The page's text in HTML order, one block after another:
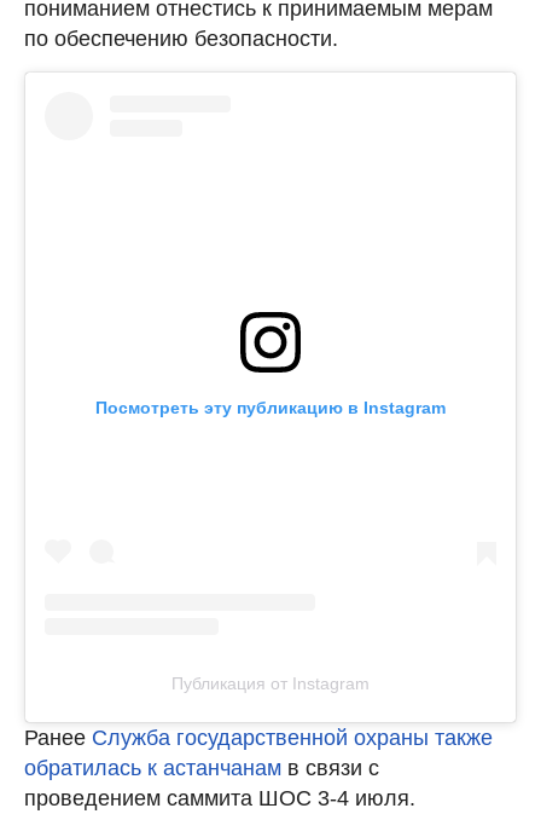
пониманием отнестись к принимаемым мерам
по обеспечению безопасности.
Посмотреть эту публикацию в Instagram
Публикация от Instagram
Ранее Служба государственной охраны также
обратилась к астанчанам в связи с
проведением саммита ШОС 3-4 июля.